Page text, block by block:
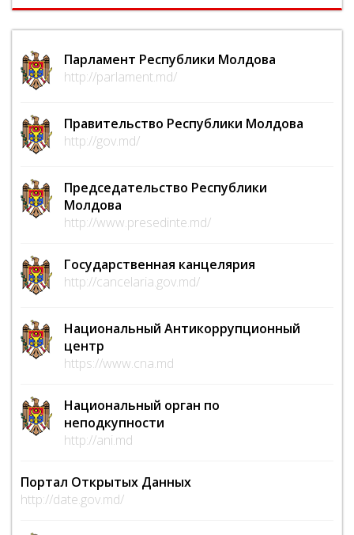
Парламент Республики Молдова
http://parlament.md/
Правительство Республики Молдова
http://gov.md/
Председательство Республики
Молдова
http://www.presedinte.md/
Государственная канцелярия
http://cancelaria.gov.md/
Национальный Антикоррупционный
центр
https://www.cna.md
Национальный орган по
неподкупности
http://ani.md
Портал Открытых Данных
http://date.gov.md/